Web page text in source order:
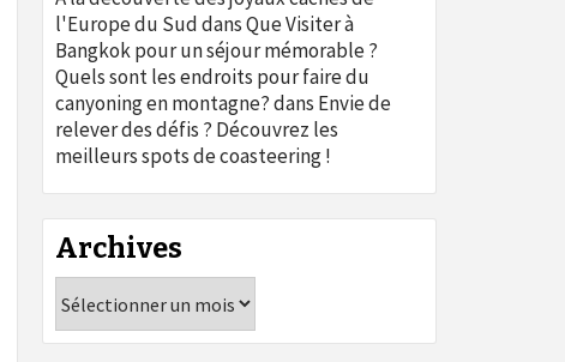
l'Europe du SuddansQue Visiter à
Bangkok pour un séjour mémorable ?
Quels sont les endroits pour faire du
canyoning en montagne?dans Envie de
relever des défis ? Découvrez les
meilleurs spots de coasteering !
Archives